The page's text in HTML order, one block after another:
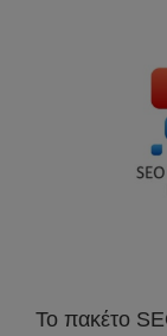
Το πακέτο